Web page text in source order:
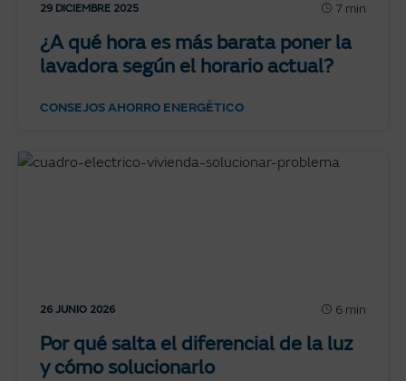
29 DICIEMBRE 2025 7 min
¿A qué hora es más barata poner la
lavadora según el horario actual?
CONSEJOS AHORRO ENERGÉTICO
26 JUNIO 2026 6 min
Por qué salta el diferencial de la luz
y cómo solucionarlo